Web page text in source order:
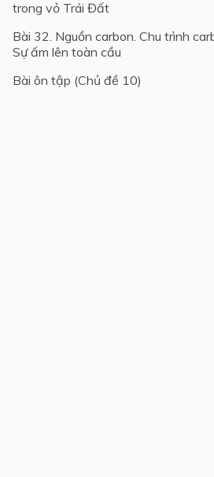
Lớp 9
Lớp 8
trong vỏ Trái Đất
Bài 32. Nguồn carbon. Chu trình
Sự ấm lên toàn cầu
Bài ôn tập (Chủ đề 10)